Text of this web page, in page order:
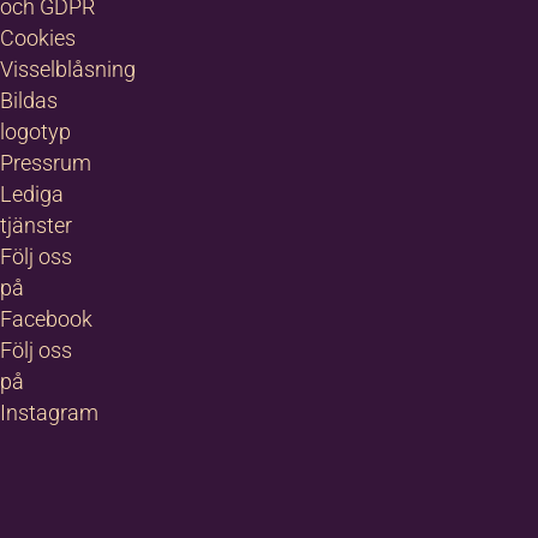
och GDPR
Cookies
Visselblåsning
Bildas
logotyp
Pressrum
Lediga
tjänster
Följ oss
på
Facebook
Följ oss
på
Instagram